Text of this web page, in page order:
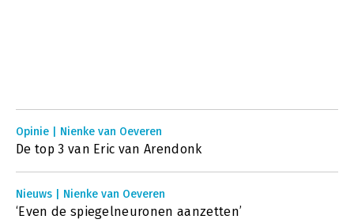
Opinie | Nienke van Oeveren
De top 3 van Eric van Arendonk
Nieuws | Nienke van Oeveren
‘Even de spiegelneuronen aanzetten’